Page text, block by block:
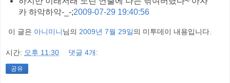
카 하악하악-_-;2009-07-29 19:40:56
이 글은 아니미니님의 2009년 7월 29일의 미투데이 내용입니다.
시간: 오후 11:30 댓글 4개:
공유